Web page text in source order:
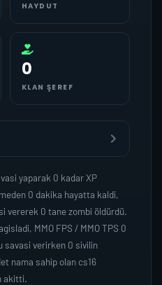
HAYDUT
0
KLAN ŞEREF
yaparak 0 kadar XP
0 dakika hayatta kaldi,
vererek 0 tane zombi öldürdü.
MMO FPS / MMO TPS 0
savasi verirken 0 sivilin
nama sahip olan cs16
akitti.